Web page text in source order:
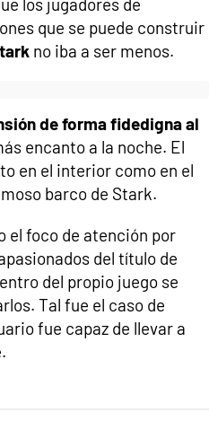
que se puede construir
no iba a ser menos.
de forma fidedigna al
encanto a la noche. El
en el interior como en el
barco de Stark.
el foco de atención por
del título de
del propio juego se
Tal fue el caso de
fue capaz de llevar a